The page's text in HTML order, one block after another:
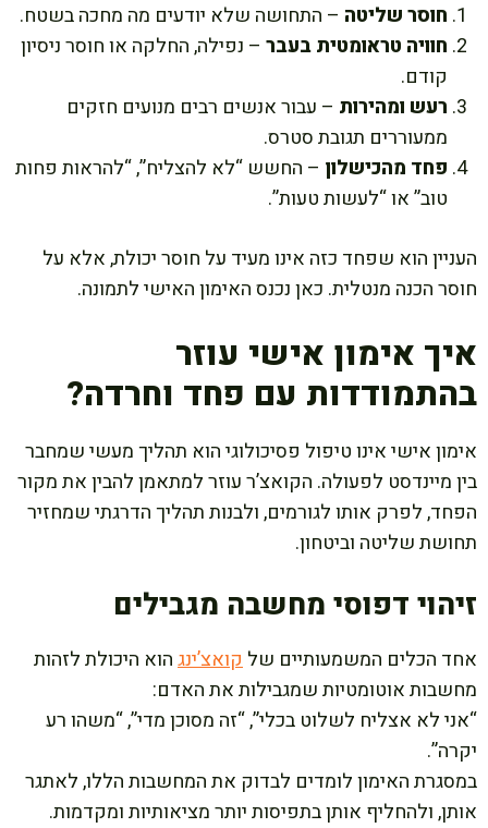
חוסר שליטה – התחושה שלא יודעים מה מחכה בשטח.
חוויה טראומטית בעבר – נפילה, החלקה או חוסר ניסיון
קודם.
רעש ומהירות – עבור אנשים רבים מנועים חזקים
ממעוררים תגובת סטרס.
פחד מהכישלון – החשש “לא להצליח”, “להראות פחות
טוב” או “לעשות טעות”.
העניין הוא שפחד כזה אינו מעיד על חוסר יכולת, אלא על
חוסר הכנה מנטלית. כאן נכנס האימון האישי לתמונה.
איך אימון אישי עוזר
בהתמודדות עם פחד וחרדה?
אימון אישי אינו טיפול פסיכולוגי הוא תהליך מעשי שמחבר
בין מיינדסט לפעולה. הקואצ’ר עוזר למתאמן להבין את מקור
הפחד, לפרק אותו לגורמים, ולבנות תהליך הדרגתי שמחזיר
תחושת שליטה וביטחון.
זיהוי דפוסי מחשבה מגבילים
אחד הכלים המשמעותיים שלקואצ’ינגהוא היכולת לזהות
מחשבות אוטומטיות שמגבילות את האדם:
“אני לא אצליח לשלוט בכלי”, “זה מסוכן מדי”, “משהו רע
יקרה”.
במסגרת האימון לומדים לבדוק את המחשבות הללו, לאתגר
אותן, ולהחליף אותן בתפיסות יותר מציאותיות ומקדמות.